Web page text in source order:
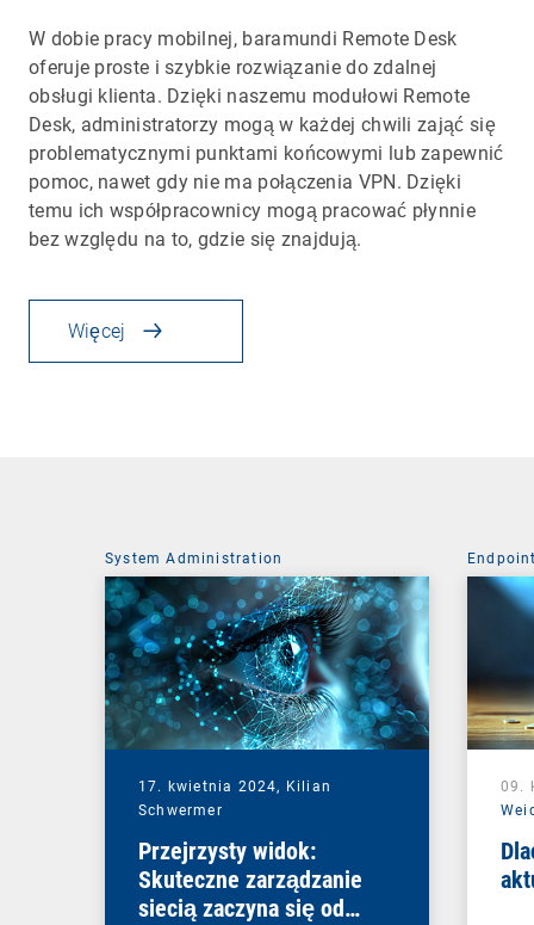
W dobie pracy mobilnej, baramundi Remote Desk
oferuje proste i szybkie rozwiązanie do zdalnej
obsługi klienta. Dzięki naszemu modułowi Remote
Desk, administratorzy mogą w każdej chwili zająć się
problematycznymi punktami końcowymi lub zapewnić
pomoc, nawet gdy nie ma połączenia VPN. Dzięki
temu ich współpracownicy mogą pracować płynnie
bez względu na to, gdzie się znajdują.
Więcej
System Administration
17. kwietnia 2024, Kilian
Schwermer
Przejrzysty widok:
Skuteczne zarządzanie
siecią zaczyna się od
09.